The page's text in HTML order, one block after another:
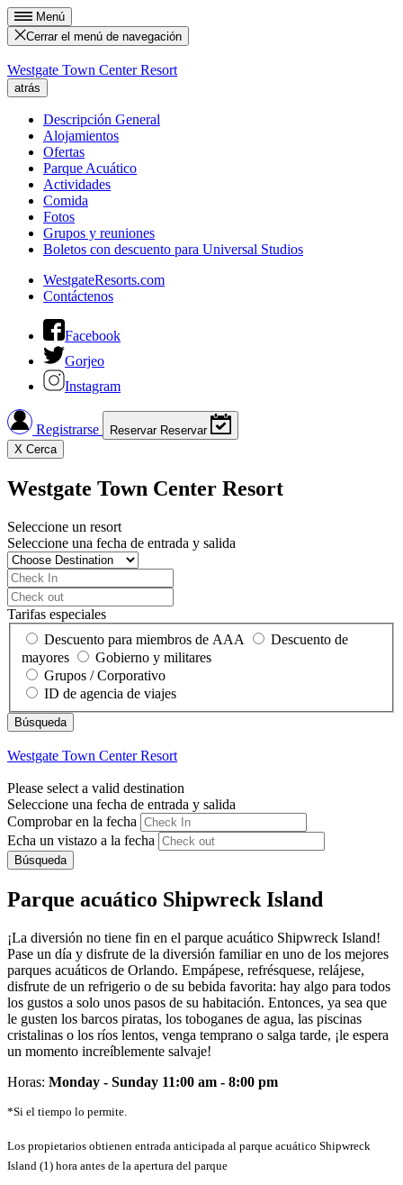
Menú
Cerrar el menú de navegación
Westgate Town Center Resort
atrás
Descripción General
Alojamientos
Ofertas
Parque Acuático
Actividades
Comida
Fotos
Grupos y reuniones
Boletos con descuento para Universal Studios
WestgateResorts.com
Contáctenos
Facebook
Gorjeo
Instagram
Registrarse Reservar Reservar
X Cerca
Westgate Town Center Resort
Seleccione un resort
Seleccione una fecha de entrada y salida
Tarifas especiales
Descuento para miembros de AAA
Descuento de
mayores
Gobierno y militares
Grupos / Corporativo
ID de agencia de viajes
Westgate Town Center Resort
Please select a valid destination
Seleccione una fecha de entrada y salida
Comprobar en la fecha
Echa un vistazo a la fecha
Búsqueda
Parque acuático Shipwreck Island
¡La diversión no tiene fin en el parque acuático Shipwreck Island!
Pase un día y disfrute de la diversión familiar en uno de los mejores
parques acuáticos de Orlando. Empápese, refrésquese, relájese,
disfrute de un refrigerio o de su bebida favorita: hay algo para todos
los gustos a solo unos pasos de su habitación. Entonces, ya sea que
le gusten los barcos piratas, los toboganes de agua, las piscinas
cristalinas o los ríos lentos, venga temprano o salga tarde, ¡le espera
un momento increíblemente salvaje!
Horas: Monday - Sunday 11:00 am - 8:00 pm
*Si el tiempo lo permite.
Los propietarios obtienen entrada anticipada al parque acuático Shipwreck
Island (1) hora antes de la apertura del parque